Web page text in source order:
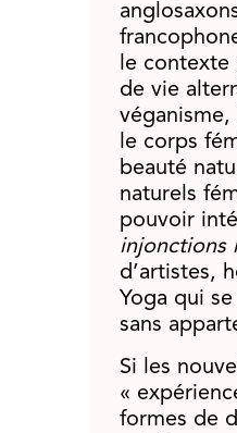
le contexte
de vie
le corps
beauté
naturels
pouvoir
injonctions
d’artistes,
Yoga qui
sans
Si les
«
formes de